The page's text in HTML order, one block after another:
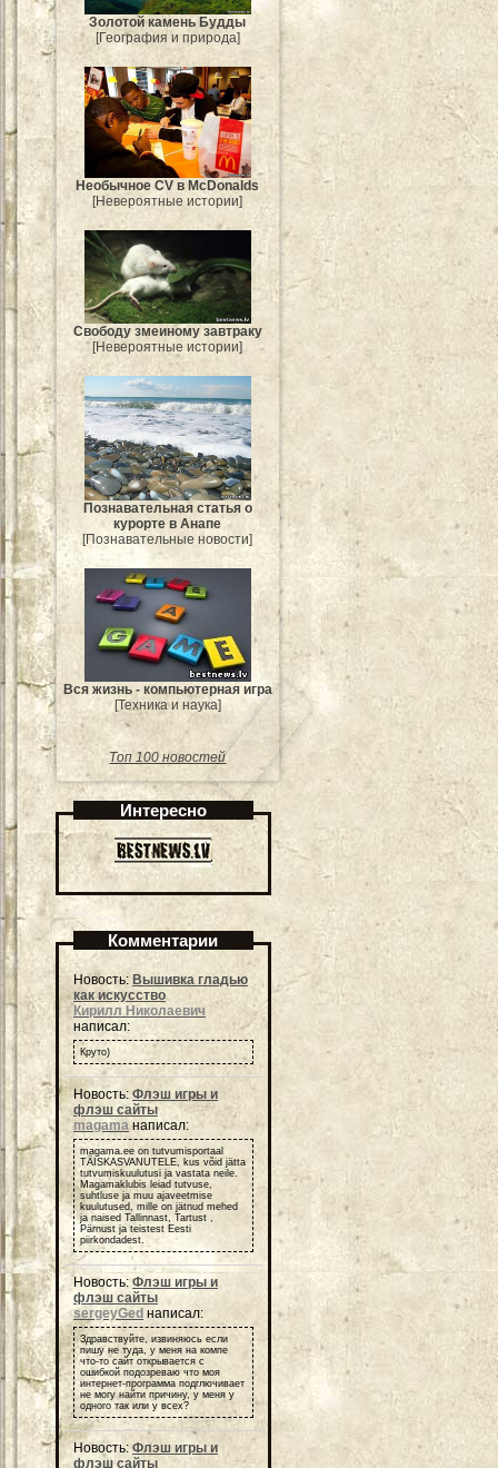
Золотой камень Будды
[География и природа]
Необычное CV в McDonalds
[Невероятные истории]
Свободу змеиному завтраку
[Невероятные истории]
Познавательная статья о
курорте в Анапе
[Познавательные новости]
Вся жизнь - компьютерная игра
[Техника и наука]
Топ 100 новостей
Интересно
Комментарии
Новость: Вышивка гладью
как искусство
Кирилл Николаевич
написал:
Круто)
Новость: Флэш игры и
флэш сайты
magamaнаписал:
magama.ee on tutvumisportaal
TÄISKASVANUTELE, kus võid jätta
tutvumiskuulutusi ja vastata neile.
Magamaklubis leiad tutvuse,
suhtluse ja muu ajaveetmise
kuulutused, mille on jätnud mehed
ja naised Tallinnast, Tartust ,
Pärnust ja teistest Eesti
piirkondadest.
Новость:Флэш игры и
флэш сайты
sergeyGed написал:
Здравствуйте, извиняюсь если
пишу не туда, у меня на компе
что-то сайт открывается с
ошибкой подозреваю что моя
интернет-программа подглючивает
не могу найти причину, у меня у
одного так или у всех?
Новость: Флэш игры и
флэш сайты